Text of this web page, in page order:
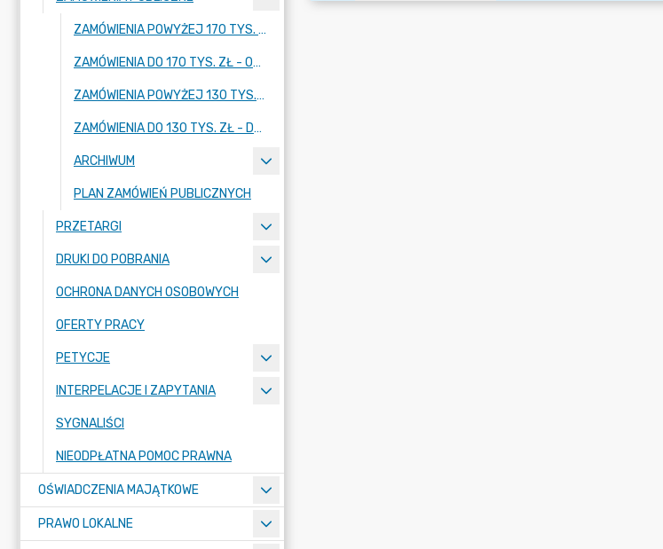
ZAMÓWIENIA POWYŻEJ 170 TYS. ZŁ - OD 01.01.2026 R.
ZAMÓWIENIA DO 170 TYS. ZŁ - OD 01.01.2026 R.
ZAMÓWIENIA POWYŻEJ 130 TYS. ZŁ - DO 31.12.2025 R.
ZAMÓWIENIA DO 130 TYS. ZŁ - DO 31.12.2025 R.
ARCHIWUM
PLAN ZAMÓWIEŃ PUBLICZNYCH
PRZETARGI
DRUKI DO POBRANIA
OCHRONA DANYCH OSOBOWYCH
OFERTY PRACY
PETYCJE
INTERPELACJE I ZAPYTANIA
SYGNALIŚCI
NIEODPŁATNA POMOC PRAWNA
OŚWIADCZENIA MAJĄTKOWE
PRAWO LOKALNE